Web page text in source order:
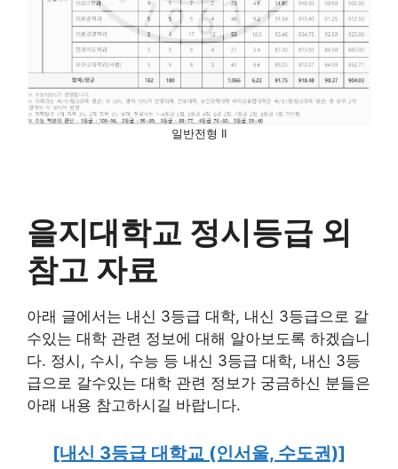
일반전형 II
을지대학교 정시등급 외
참고 자료
아래 글에서는 내신 3등급 대학, 내신 3등급으로 갈
수있는 대학 관련 정보에 대해 알아보도록 하겠습니
다. 정시, 수시, 수능 등 내신 3등급 대학, 내신 3등
급으로 갈수있는 대학 관련 정보가 궁금하신 분들은
아래 내용 참고하시길 바랍니다.
[내신 3등급 대학교 (인서울, 수도권)]